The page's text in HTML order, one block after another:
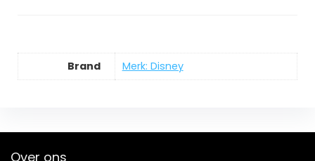
Brand Merk: Disney
Over ons